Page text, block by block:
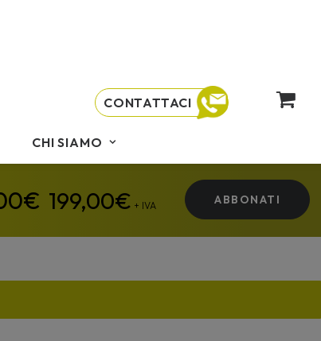
CHI SIAMO
CONTATTACI
199,00€ + IVA ABBONATI